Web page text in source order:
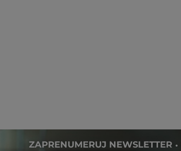
ZAPRENUMERUJ NEWSLETTER